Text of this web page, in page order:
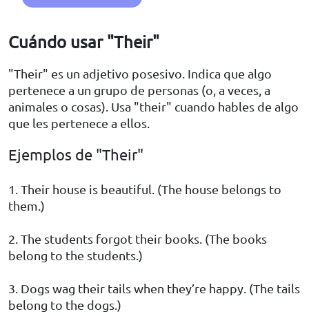
Cuándo usar "Their"
"Their" es un adjetivo posesivo. Indica que algo
pertenece a un grupo de personas (o, a veces, a
animales o cosas). Usa "their" cuando hables de algo
que les pertenece a ellos.
Ejemplos de "Their"
1. Their house is beautiful. (The house belongs to
them.)
2. The students forgot their books. (The books
belong to the students.)
3. Dogs wag their tails when they’re happy. (The tails
belong to the dogs.)